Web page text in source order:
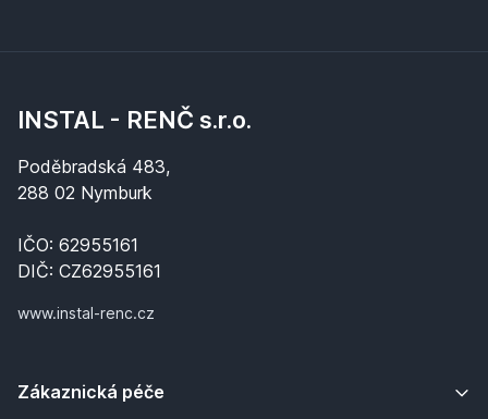
INSTAL - RENČ s.r.o.
Poděbradská 483,
288 02 Nymburk
IČO: 62955161
DIČ: CZ62955161
www.instal-renc.cz
Zákaznická péče